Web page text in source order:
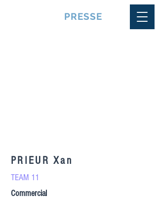
PRESSE
PRIEUR Xan
TEAM 11
Commercial